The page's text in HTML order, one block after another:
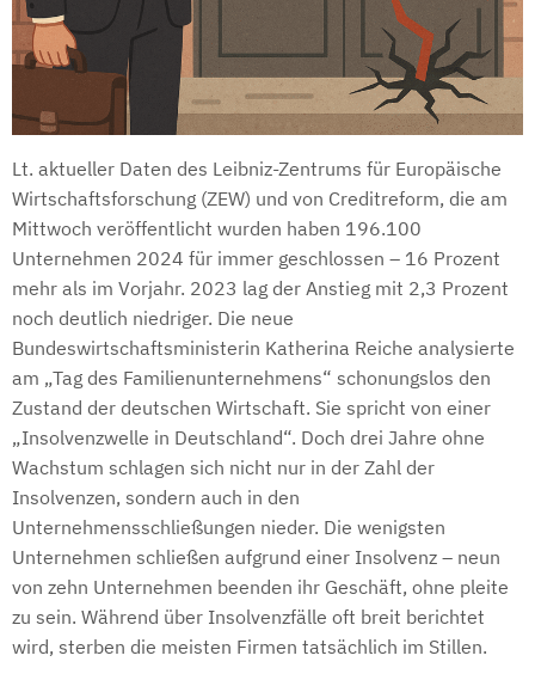
Lt. aktueller Daten des Leibniz-Zentrums für Europäische
Wirtschaftsforschung (ZEW) und von Creditreform, die am
Mittwoch veröffentlicht wurden haben 196.100
Unternehmen 2024 für immer geschlossen – 16 Prozent
mehr als im Vorjahr. 2023 lag der Anstieg mit 2,3 Prozent
noch deutlich niedriger. Die neue
Bundeswirtschaftsministerin Katherina Reiche analysierte
am „Tag des Familienunternehmens“ schonungslos den
Zustand der deutschen Wirtschaft. Sie spricht von einer
„Insolvenzwelle in Deutschland“. Doch drei Jahre ohne
Wachstum schlagen sich nicht nur in der Zahl der
Insolvenzen, sondern auch in den
Unternehmensschließungen nieder. Die wenigsten
Unternehmen schließen aufgrund einer Insolvenz – neun
von zehn Unternehmen beenden ihr Geschäft, ohne pleite
zu sein. Während über Insolvenzfälle oft breit berichtet
wird, sterben die meisten Firmen tatsächlich im Stillen.